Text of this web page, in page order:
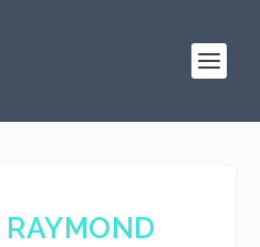
RAYMOND